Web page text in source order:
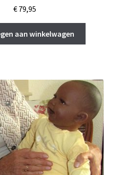
€79,95
aan winkelwagen